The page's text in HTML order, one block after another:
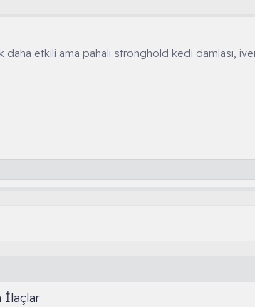
etkili ama pahalı stronghold kedi damlası,
İlaçlar